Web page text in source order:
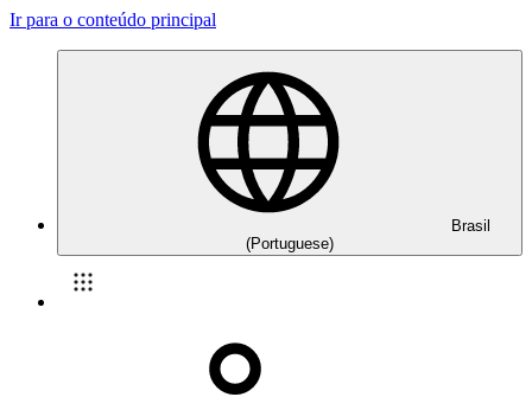
Ir para o conteúdo principal
Brasil
(Portuguese)